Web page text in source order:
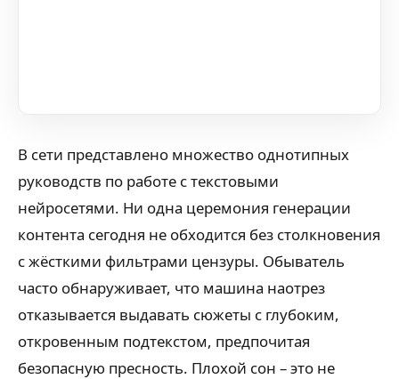
В сети представлено множество однотипных
руководств по работе с текстовыми
нейросетями. Ни одна церемония генерации
контента сегодня не обходится без столкновения
с жёсткими фильтрами цензуры. Обыватель
часто обнаруживает, что машина наотрез
отказывается выдавать сюжеты с глубоким,
откровенным подтекстом, предпочитая
безопасную пресность. Плохой сон – это не